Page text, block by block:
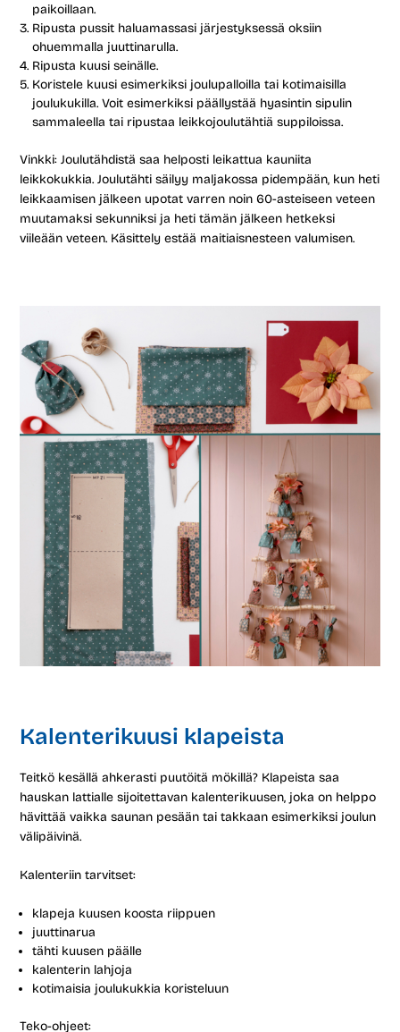
paikoillaan.
Ripusta pussit haluamassasi järjestyksessä oksiin
ohuemmalla juuttinarulla.
Ripusta kuusi seinälle.
Koristele kuusi esimerkiksi joulupalloilla tai kotimaisilla
joulukukilla. Voit esimerkiksi päällystää hyasintin sipulin
sammaleella tai ripustaa leikkojoulutähtiä suppiloissa.
Vinkki: Joulutähdistä saa helposti leikattua kauniita
leikkokukkia. Joulutähti säilyy maljakossa pidempään, kun heti
leikkaamisen jälkeen upotat varren noin 60-asteiseen veteen
muutamaksi sekunniksi ja heti tämän jälkeen hetkeksi
viileään veteen. Käsittely estää maitiaisnesteen valumisen.
Kalenterikuusi klapeista
Teitkö kesällä ahkerasti puutöitä mökillä? Klapeista saa
hauskan lattialle sijoitettavan kalenterikuusen, joka on helppo
hävittää vaikka saunan pesään tai takkaan esimerkiksi joulun
välipäivinä.
Kalenteriin tarvitset:
klapeja kuusen koosta riippuen
juuttinarua
tähti kuusen päälle
kalenterin lahjoja
kotimaisia joulukukkia koristeluun
Teko-ohjeet: